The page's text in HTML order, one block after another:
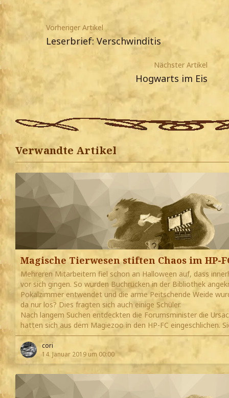
Vorheriger Artikel
Leserbrief: Verschwinditis
Nächster Artikel
Hogwarts im Eis
Verwandte Artikel
Magische Tierwesen stiften Chaos im HP-
Mehreren Mitarbeitern fiel schon an Halloween auf, dass
vor sich gingen. So wurden Buchrücken in der Bibliothek
Pokalzimmer entwendet und die arme Peitschende Weide
da nur los? Dies fragten sich auch einige Schüler.
Nach langem Suchen entdeckten die Forumsminister die
hatten sich aus dem Magiezoo in den HP-FC eingeschlichen.
cori
14. Januar 2019 um 00:00